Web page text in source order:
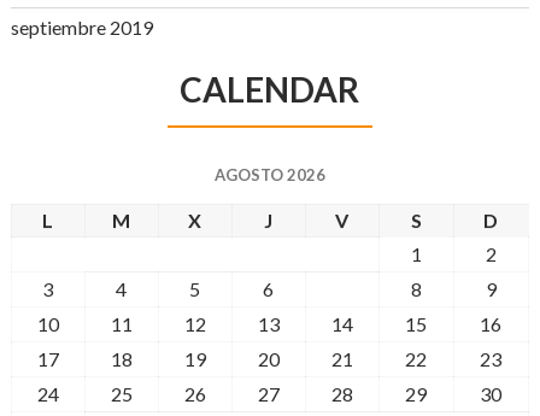
septiembre 2019
CALENDAR
AGOSTO 2026
L M X J V S
D
1
2
3
4 5 6 8
9
10
11 12 13 14 15
16
17
18 19 20 21 22
23
24
25 26 27 28 29
30